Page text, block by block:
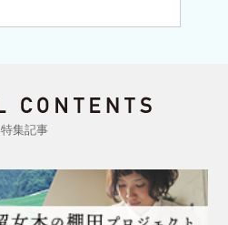
特集記事